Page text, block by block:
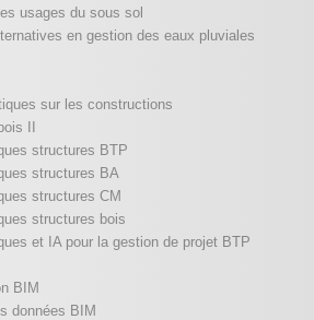
usages du sous sol
en gestion des eaux pluviales
sur les constructions
II
structures BTP
structures BA
structures CM
structures bois
et IA pour la gestion de projet BTP
BIM
données BIM